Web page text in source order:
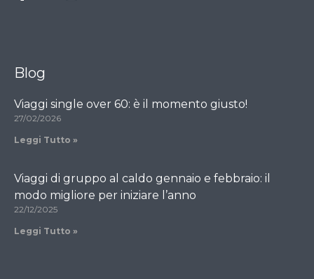
Blog
Viaggi single over 60: è il momento giusto!
27/02/2026
Leggi Tutto »
Viaggi di gruppo al caldo gennaio e febbraio: il
modo migliore per iniziare l’anno
22/12/2025
Leggi Tutto »